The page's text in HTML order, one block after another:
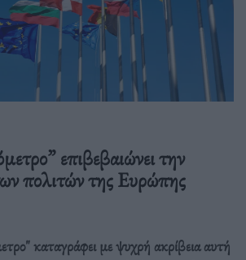
επιβεβαιώνει την
πολιτών της Ευρώπης
καταγράφει με ψυχρή ακρίβεια αυτή